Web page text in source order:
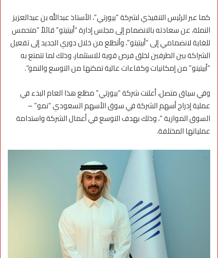
كما عبر الرئيس التنفيذي لشركة “بيورتي”، الأستاذ عبدالله بن عبدالعزيز
النملة، عن سعادته بالانضمام إلى مجلس إدارة “أبيتيتو” قائلاً “متحمس
للغاية لانضمامي إلى “أبيتيتو”، وأتطلع من خلال دوري الجديد إلى تفعيل
الشراكة بين الطرفين لخلق فرص قوية للاستثمار، وذلك لما تتمتع به
“أبيتيتو” من إمكانيات وكفاءات عالية تمكنها من التوسع والنمو”.
وفي سياق متصل، أعلنت شركة “بيورتي” مطلع هذا العام البدء في
عملية إدراج أسهم الشركة في سوق الأسهم السعودي “نمو” –
السوق الموازية “، وذلك بهدف التوسع في أعمال الشركة واستدامة
عملياتها المختلفة.